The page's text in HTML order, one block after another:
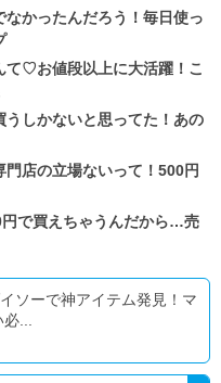
かったんだろう！毎日使っ
て♡お値段以上に大活躍！こ
しかないと思ってた！あの
店の立場ないって！500円
で買えちゃうんだから…売
ソーで神アイテム発見！マ
...